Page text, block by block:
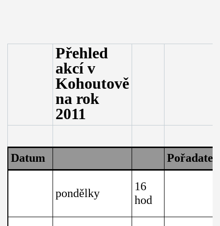
Přehled
akcí v
Kohoutově
na rok
2011
Datum Pořadatel
pondělky
16
hod